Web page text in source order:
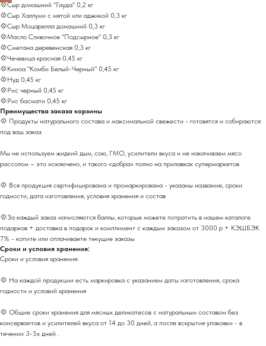
💠Сыр домашний "Гауда" 0,2 кг
💠Сыр Халлуми с мятой или аджикой 0,3 кг
💠Сыр Моцарелла домашний 0,3 кг
💠Масло Сливочное "Подсырное" 0,3 кг
💠Сметана деревенская 0,3 кг
💠Чечевица красная 0,45 кг
💠Киноа "Комби Белый-Черный" 0,45 кг
💠Нуд 0,45 кг
💠Рис черный 0,45 кг
💠Рис басмати 0,45 кг
Преимущества заказа корзины
💠 Продукты натурального состава и максимальной свежести - готовятся и собираются
под ваш заказ
Мы не используем жидкий дым, сою, ГМО, усилители вкуса и не накачиваем мясо
рассолом – это исключено, и такого «добра» полно на прилавках супермаркетов
💠 Вся продукция сертифицирована и промаркирована - указаны название, сроки
годности, дата изготовления, условия хранения и состав
💠За каждый заказ начисляются баллы, которые можете потратить в нашем каталоге
подарков + доставка в подарок и комплимент с каждым заказом от 3000 р + КЭШБЭК
7% - копите или оплачиваете текущие заказы
Сроки и условия хранения:
Сроки и условия хранения:
💠 На каждой продукции есть маркировка с указанием даты изготовления, срока
годности и условий хранения
💠 Общие сроки хранения для мясных деликатесов с натуральным составом без
консервантов и усилителей вкуса от 14 до 30 дней, а после вскрытия упаковки - в
течении 3-5х дней .